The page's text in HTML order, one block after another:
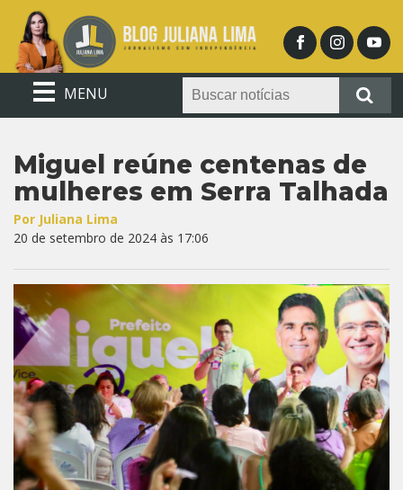
MENU
Miguel reúne centenas de
mulheres em Serra Talhada
Por Juliana Lima
20 de setembro de 2024 às 17:06